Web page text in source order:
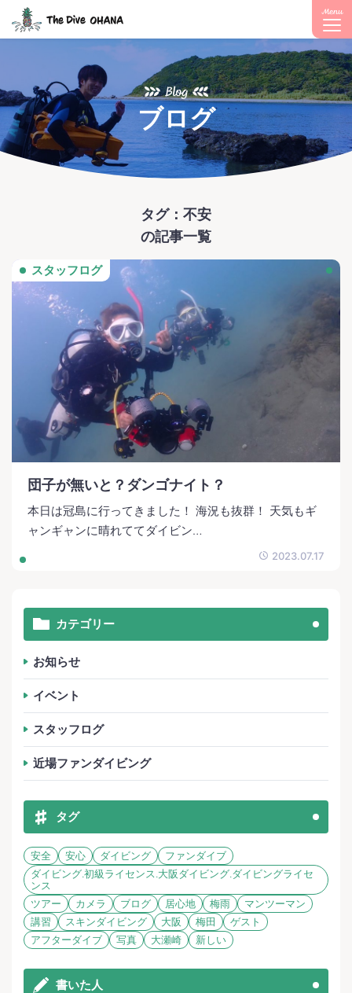
Menu
Blog
ブログ
タグ：不安
の記事一覧
スタッフログ
団子が無いと？ダンゴナイト？
本日は冠島に行ってきました！ 海況も抜群！ 天気もギ
ャンギャンに晴れててダイビン…
2023.07.17
カテゴリー
お知らせ
イベント
スタッフログ
近場ファンダイビング
タグ
安全 安心 ダイビング
ファンダイブ
ダイビング.初級ライセンス.大阪ダイビング.ダイビングライセ
ンス
ツアー
カメラ ブログ 居心地 梅雨
マンツーマン
講習
スキンダイビング 大阪 梅田
ゲスト
アフターダイブ
写真 大瀬崎 新しい
書いた人